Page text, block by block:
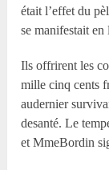
était l’effet du
se manifestait en
Ils offrirent les
mille cinq cents
audernier
desanté. Le
et MmeBordin